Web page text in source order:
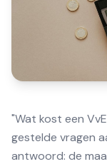
"Wat kost een
gestelde vragen
antwoord: de